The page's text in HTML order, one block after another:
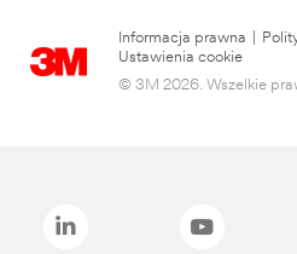
Informacja prawna
Ustawienia cookie
© 3M 2026. Wszelkie